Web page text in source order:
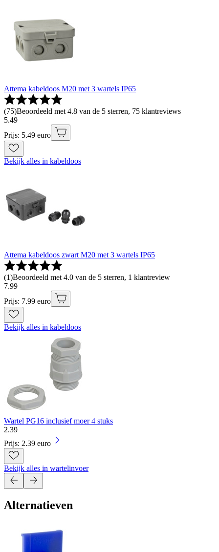
Attema kabeldoos M20 met 3 wartels IP65
(75)Beoordeeld met 4.8 van de 5 sterren, 75 klantreviews
5.49
Prijs: 5.49 euro
Bekijk alles in kabeldoos
Attema kabeldoos zwart M20 met 3 wartels IP65
(1)Beoordeeld met 4.0 van de 5 sterren, 1 klantreview
7.99
Prijs: 7.99 euro
Bekijk alles in kabeldoos
Wartel PG16 inclusief moer 4 stuks
2.39
Prijs: 2.39 euro
Bekijk alles in wartelinvoer
Alternatieven